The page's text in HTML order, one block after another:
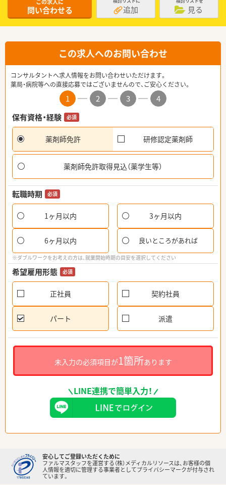
この求人に
問い合わせる 追加 見る
この求人へのお問い合わせ
コンサルタントへ求人情報をお問い合わせいただけます。
薬局・病院等への直接応募ではございませんので、ご安心ください。
1 2 3
4
保有資格・経験
必須
薬剤師免許 研修認定薬剤師
薬剤師免許取得見込（薬学生等）
転職時期 必須
1ヶ月以内 3ヶ月以内
6ヶ月以内 良いところがあれば
※ダブルワークをお考えの方は、就業開始時期の目安を選択してください
希望雇用形態 必須
正社員 契約社員
パート 派遣
未入力の必須項目が1箇所あります
LINE連携で簡単入力！
安心してご登録いただくために
ファルマスタッフを運営する（株）メディカルリソースは、お客様の個
人情報を適切に管理する事業者としてプライバシーマークが付与され
ています。